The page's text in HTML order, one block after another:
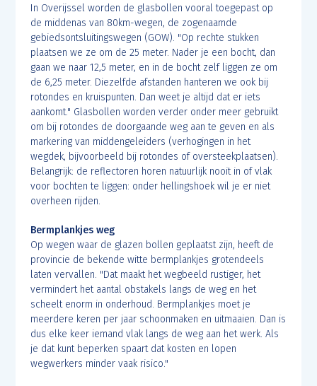
In Overijssel worden de glasbollen vooral toegepast op
de middenas van 80km-wegen, de zogenaamde
gebiedsontsluitingswegen (GOW). "Op rechte stukken
plaatsen we ze om de 25 meter. Nader je een bocht, dan
gaan we naar 12,5 meter, en in de bocht zelf liggen ze om
de 6,25 meter. Diezelfde afstanden hanteren we ook bij
rotondes en kruispunten. Dan weet je altijd dat er iets
aankomt." Glasbollen worden verder onder meer gebruikt
om bij rotondes de doorgaande weg aan te geven en als
markering van middengeleiders (verhogingen in het
wegdek, bijvoorbeeld bij rotondes of oversteekplaatsen).
Belangrijk: de reflectoren horen natuurlijk nooit in of vlak
voor bochten te liggen: onder hellingshoek wil je er niet
overheen rijden.
Bermplankjes weg
Op wegen waar de glazen bollen geplaatst zijn, heeft de
provincie de bekende witte bermplankjes grotendeels
laten vervallen. "Dat maakt het wegbeeld rustiger, het
vermindert het aantal obstakels langs de weg en het
scheelt enorm in onderhoud. Bermplankjes moet je
meerdere keren per jaar schoonmaken en uitmaaien. Dan is
dus elke keer iemand vlak langs de weg aan het werk. Als
je dat kunt beperken spaart dat kosten en lopen
wegwerkers minder vaak risico."